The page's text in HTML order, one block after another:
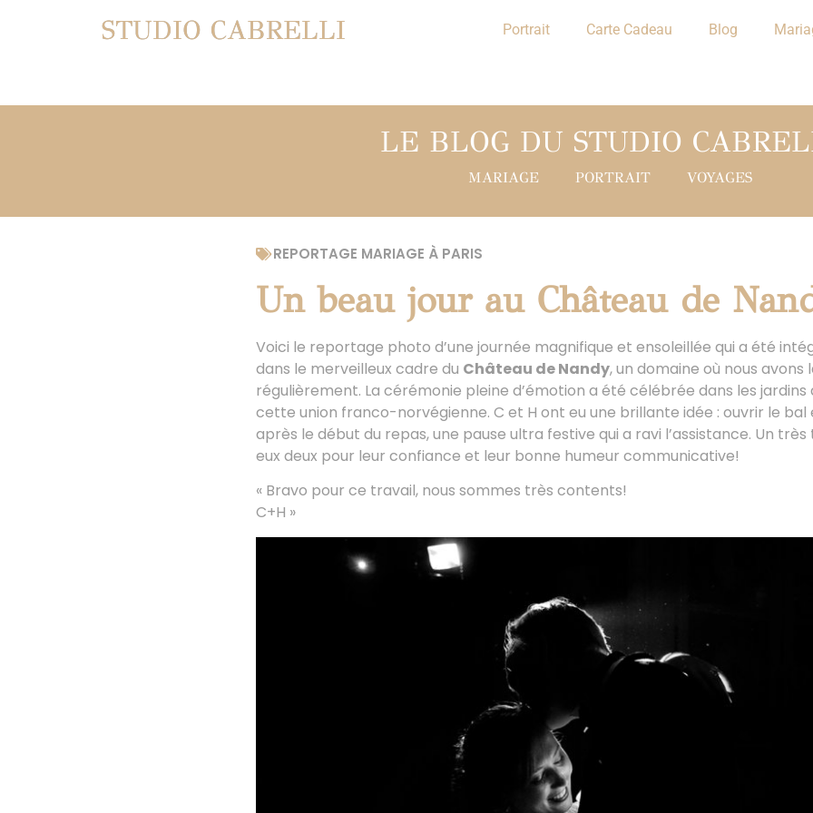
STUDIO CABRELLI Portrait Carte Cadeau Blog
LE BLOG DU STUDIO
MARIAGE PORTRAIT VOYAGES
REPORTAGE MARIAGE À PARIS
Un beau jour au Château de
Voici le reportage photo d’une journée magnifique et ensoleillée qui a été
dans le merveilleux cadre du Château de Nandy, un domaine où nous
régulièrement. La cérémonie pleine d’émotion a été célébrée dans les
cette union franco-norvégienne. C et H ont eu une brillante idée : ouvrir le bal
après le début du repas, une pause ultra festive qui a ravi l’assistance. Un
eux deux pour leur confiance et leur bonne humeur communicative!
« Bravo pour ce travail, nous sommes très contents!
C+H »